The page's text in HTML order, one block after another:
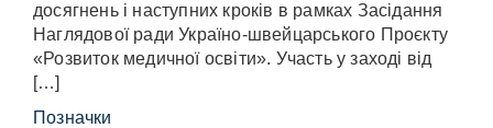
досягнень і наступних кроків в рамках Засідання
Наглядової ради Україно-швейцарського Проєкту
«Розвиток медичної освіти». Участь у заході від
[…]
Позначки